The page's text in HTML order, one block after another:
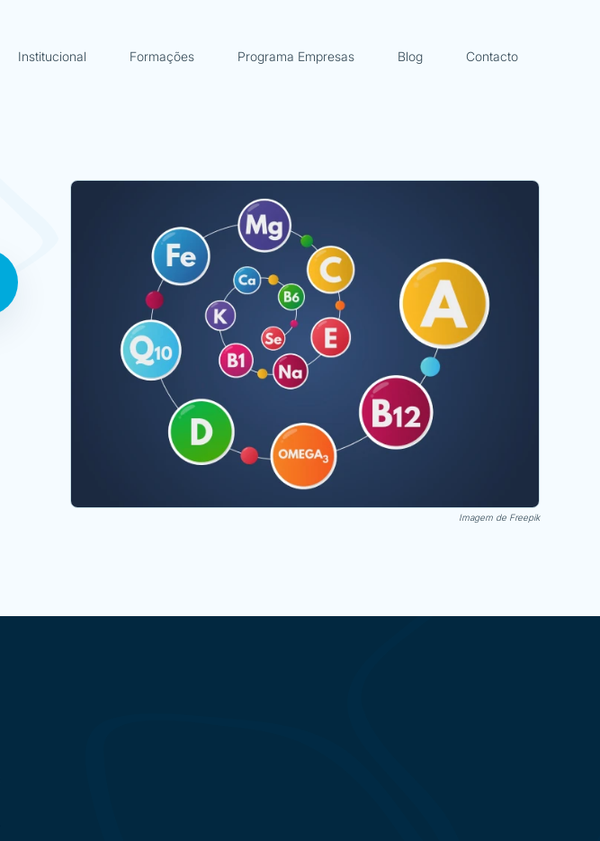
Institucional Formações Programa Empresas Blog Contacto